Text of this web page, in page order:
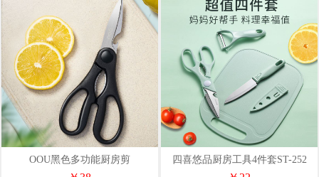
OOU黑色多功能厨房剪 四喜悠品厨房工具4件套ST-252